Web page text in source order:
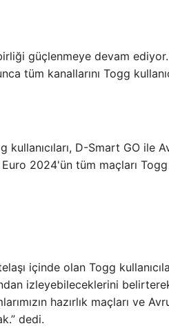
güçlenmeye devam ediyor.
tüm kanallarını Togg
D-Smart GO ile
2024'ün tüm maçları Togg
içinde olan Togg
izleyebileceklerini
hazırlık maçları ve
dedi.